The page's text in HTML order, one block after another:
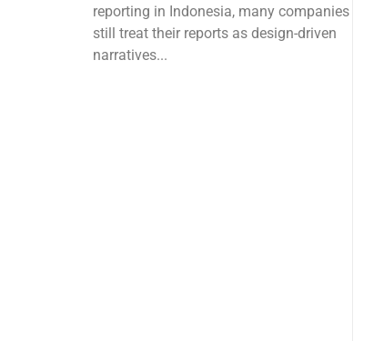
reporting in Indonesia, many companies
still treat their reports as design-driven
narratives...